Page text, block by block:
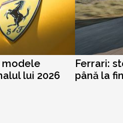
modele
lui 2026
Ferrari:
până la